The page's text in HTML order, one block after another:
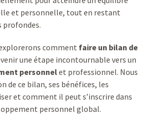
et personnelle, tout en restant
profondes.
comment faire un bilan de
une étape incontournable vers un
personnelet professionnel. Nous
de ce bilan, ses bénéfices, les
et comment il peut s’inscrire dans
personnel global.